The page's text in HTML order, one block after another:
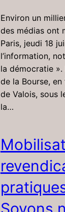
Environ un
des médias ont
Paris, jeudi 18
l’information,
la démocratie
de la Bourse, en
de Valois, sous
la…